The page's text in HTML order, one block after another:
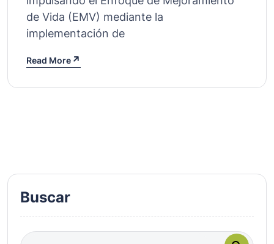
de Vida (EMV) mediante la
implementación de
Read More
Buscar